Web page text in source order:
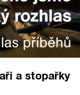
a stopařky